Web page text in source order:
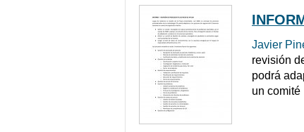
Javier
revisión
podrá
un comité